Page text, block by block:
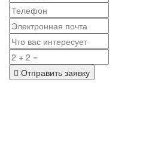
Отправить заявку